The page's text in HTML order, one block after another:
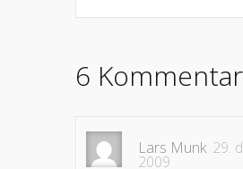
6
Lars Munk 29.
2009